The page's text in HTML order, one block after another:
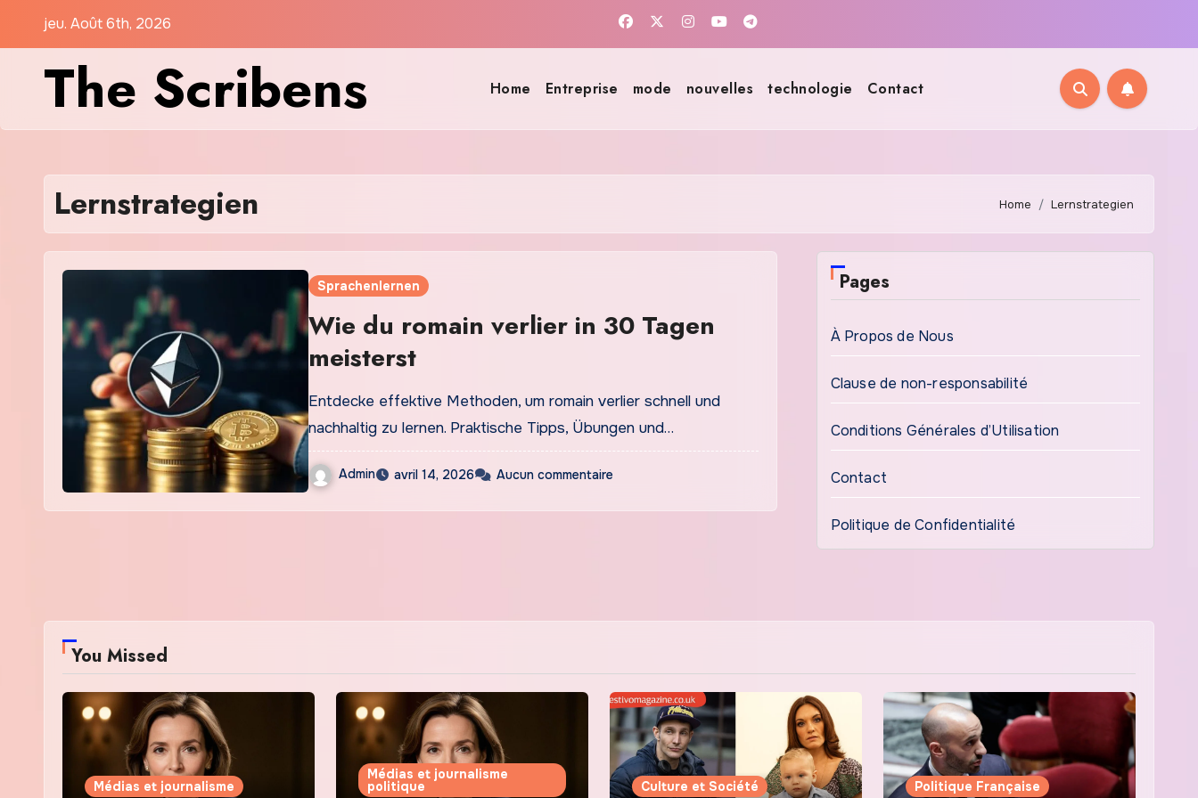
jeu. Août 6th, 2026
The Scribens Home Entreprise mode nouvelles technologie Contact
Lernstrategien Home Lernstrategien
Sprachenlernen
Wie du romain verlier in 30 Tagen
meisterst
Entdecke effektive Methoden, um romain verlier schnell und
nachhaltig zu lernen. Praktische Tipps, Übungen und…
Admin avril 14, 2026 Aucun commentaire
Pages
À Propos de Nous
Clause de non-responsabilité
Conditions Générales d’Utilisation
Contact
Politique de Confidentialité
You Missed
Médias et journalisme
Médias et journalisme
politique Culture et Société Politique Française